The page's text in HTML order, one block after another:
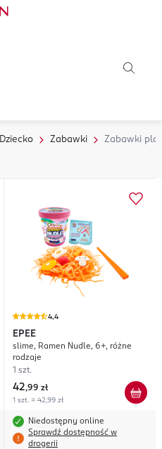
Dziecko Zabawki Zabawki
4,4
EPEE
slime, Ramen Nudle, 6+, różne
rodzaje
1 szt.
42,99 zł
1 szt. = 42,99 zł
Niedostępny online
Sprawdź dostępność w
drogerii